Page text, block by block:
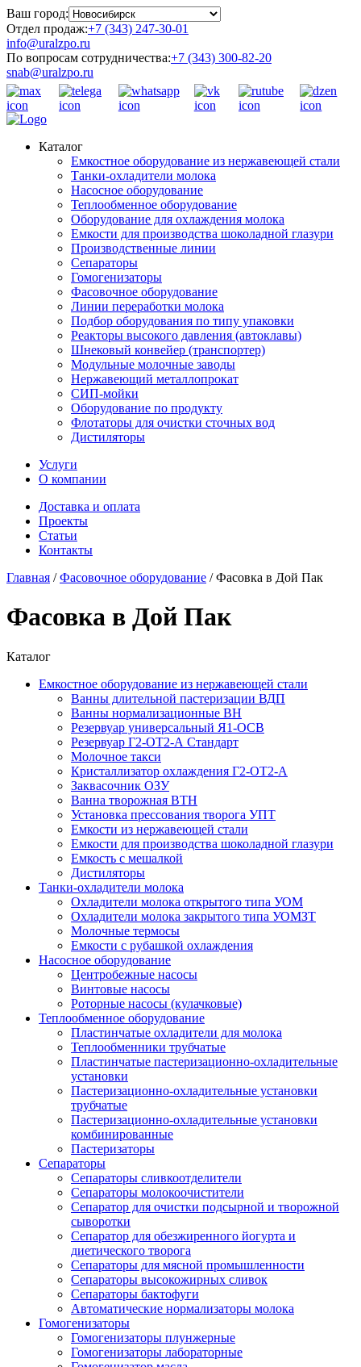
Ваш город:
Отдел продаж:+7 (343) 247-30-01
info@uralzpo.ru
По вопросам сотрудничества:+7 (343) 300-82-20
snab@uralzpo.ru
Каталог
Емкостное оборудование из нержавеющей стали
Танки-охладители молока
Насосное оборудование
Теплообменное оборудование
Оборудование для охлаждения молока
Емкости для производства шоколадной глазури
Производственные линии
Сепараторы
Гомогенизаторы
Фасовочное оборудование
Линии переработки молока
Подбор оборудования по типу упаковки
Реакторы высокого давления (автоклавы)
Шнековый конвейер (транспортер)
Модульные молочные заводы
Нержавеющий металлопрокат
СИП-мойки
Оборудование по продукту
Флотаторы для очистки сточных вод
Дистиляторы
Услуги
О компании
Доставка и оплата
Проекты
Статьи
Контакты
Главная /Фасовочное оборудование /Фасовка в Дой Пак
Фасовка в Дой Пак
Каталог
Емкостное оборудование из нержавеющей стали
Ванны длительной пастеризации ВДП
Ванны нормализационные ВН
Резервуар универсальный Я1-ОСВ
Резервуар Г2-ОТ2-А Стандарт
Молочное такси
Кристаллизатор охлаждения Г2-ОТ2-А
Заквасочник ОЗУ
Ванна творожная ВТН
Установка прессования творога УПТ
Емкости из нержавеющей стали
Емкости для производства шоколадной глазури
Емкость с мешалкой
Дистиляторы
Танки-охладители молока
Охладители молока открытого типа УОМ
Охладители молока закрытого типа УОМЗТ
Молочные термосы
Емкости с рубашкой охлаждения
Насосное оборудование
Центробежные насосы
Винтовые насосы
Роторные насосы (кулачковые)
Теплообменное оборудование
Пластинчатые охладители для молока
Теплообменники трубчатые
Пластинчатые пастеризационно-охладительные
установки
Пастеризационно-охладительные установки
трубчатые
Пастеризационно-охладительные установки
комбинированные
Пастеризаторы
Сепараторы
Сепараторы сливкоотделители
Сепараторы молокоочистители
Сепаратор для очистки подсырной и творожной
сыворотки
Сепаратор для обезжиренного йогурта и
диетического творога
Сепараторы для мясной промышленности
Сепараторы высокожирных сливок
Сепараторы бактофуги
Автоматические нормализаторы молока
Гомогенизаторы
Гомогенизаторы плунжерные
Гомогенизаторы лабораторные